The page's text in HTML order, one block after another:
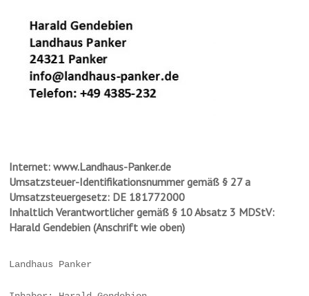
Internet: www.Landhaus-Panker.de
Umsatzsteuer-Identifikationsnummer gemäß § 27 a
Umsatzsteuergesetz: DE 181772000
Inhaltlich Verantwortlicher gemäß § 10 Absatz 3 MDStV:
Harald Gendebien (Anschrift wie oben)
Landhaus Panker